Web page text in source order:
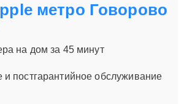
метро Говорово
на дом за 45 минут
и постгарантийное обслуживание